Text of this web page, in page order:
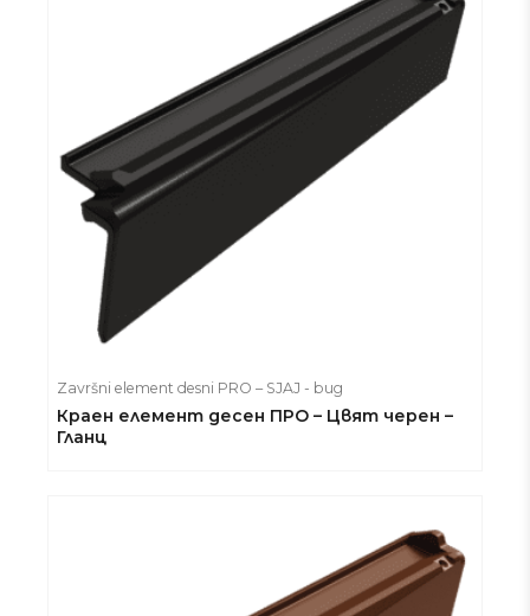
Završni element desni PRO – SJAJ - bug
Краен елемент десен ПРО – Цвят черен –
Гланц